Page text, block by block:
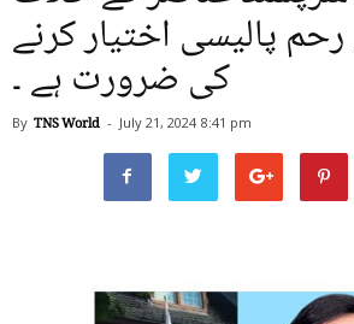
پالیسی اختیار کرنے
کی ضرورت ہے ۔
By TNS World - July 21, 2024 8:41 pm